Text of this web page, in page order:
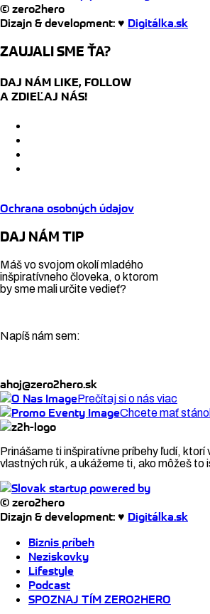
© zero2hero
Dizajn & development: ♥ Digitálka.sk
ZAUJALI SME ŤA?
DAJ NÁM LIKE, FOLLOW
A ZDIEĽAJ NÁS!
Ochrana osobných údajov
DAJ NÁM TIP
Máš vo svojom okolí mladého
inšpiratívneho človeka, o ktorom
by sme mali určite vedieť?
Napíš nám sem:
ahoj@zero2hero.sk
Prečítaj si o nás viac
Chcete mať
Prinášame ti inšpiratívne príbehy ľudí, ktorí
vlastných rúk, a ukážeme ti, ako môžeš to
© zero2hero
Dizajn & development: ♥ Digitálka.sk
Biznis príbeh
Neziskovky
Lifestyle
Podcast
SPOZNAJ TÍM ZERO2HERO